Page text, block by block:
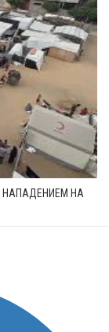
НАПАДЕНИЕМ НА